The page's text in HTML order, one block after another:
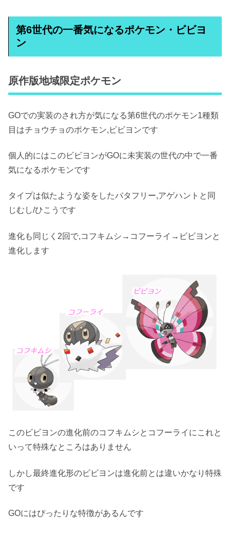
第6世代の一番気になるポケモン・ビビヨ
ン
原作版地域限定ポケモン
GOでの実装のされ方が気になる第6世代のポケモン1種類
目はチョウチョのポケモン,ビビヨンです
個人的にはこのビビヨンがGOに未実装の世代の中で一番
気になるポケモンです
タイプは似たような姿をしたバタフリー,アゲハントと同
じむし/ひこうです
進化も同じく2回で,コフキムシ→コフーライ→ビビヨンと
進化します
このビビヨンの進化前のコフキムシとコフーライにこれと
いって特殊なところはありません
しかし最終進化形のビビヨンは進化前とは違いかなり特殊
です
GOにはぴったりな特徴があるんです